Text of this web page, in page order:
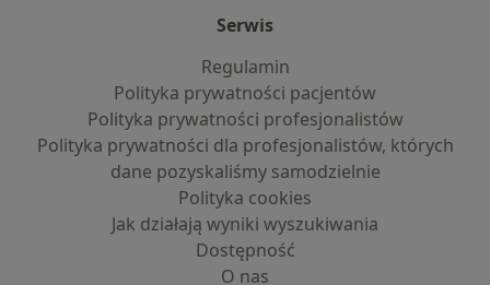
Serwis
Regulamin
Polityka prywatności pacjentów
Polityka prywatności profesjonalistów
Polityka prywatności dla profesjonalistów, których
dane pozyskaliśmy samodzielnie
Polityka cookies
Jak działają wyniki wyszukiwania
Dostępność
O nas